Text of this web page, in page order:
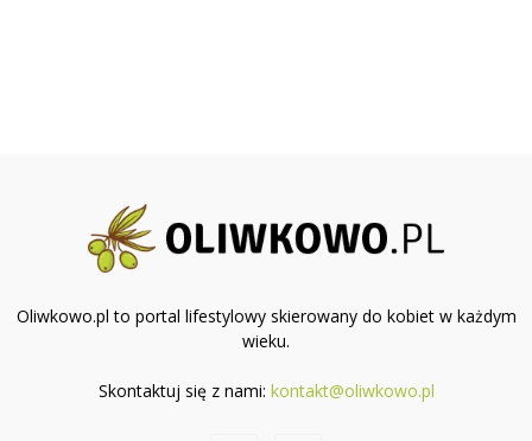
Oliwkowo.pl to portal lifestylowy skierowany do kobiet w każdym
wieku.
Skontaktuj się z nami: kontakt@oliwkowo.pl